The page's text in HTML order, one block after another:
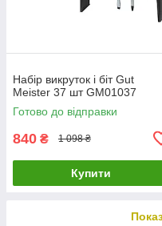
Набір викруток і біт Gut
Meister 37 шт GM01037
Готово до відправки
840 ₴ 1 098 ₴
Купити